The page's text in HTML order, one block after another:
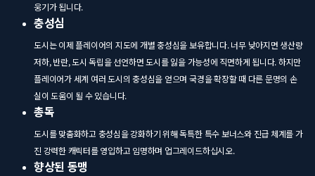
웅기가 됩니다.
충성심
도시는 이제 플레이어의 지도에 개별 충성심을 보유합니다. 너무 낮아지면 생산량
저하, 반란, 도시 독립을 선언하면 도시를 잃을 가능성에 직면하게 됩니다. 하지만
플레이어가 세계 여러 도시의 충성심을 얻으며 국경을 확장할 때 다른 문명의 손
실이 도움이 될 수 있습니다.
총독
도시를 맞춤화하고 충성심을 강화하기 위해 독특한 특수 보너스와 진급 체계를 가
진 강력한 캐릭터를 영입하고 임명하며 업그레이드하십시오.
향상된 동맹